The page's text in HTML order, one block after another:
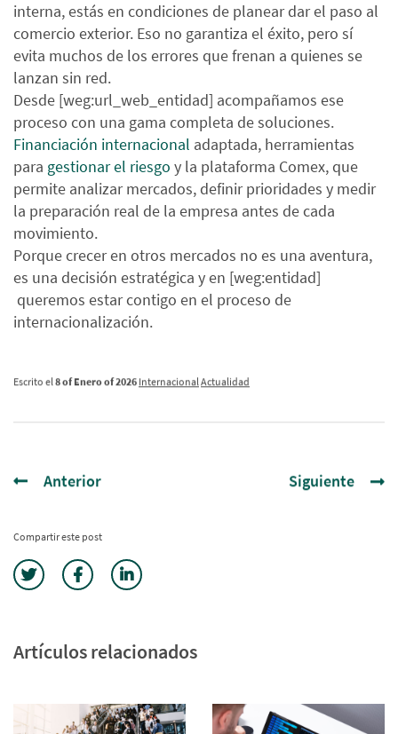
interna, estás en condiciones de planear dar el paso al
comercio exterior. Eso no garantiza el éxito, pero sí
evita muchos de los errores que frenan a quienes se
lanzan sin red.
Desde [weg:url_web_entidad] acompañamos ese
proceso con una gama completa de soluciones.
Financiación internacional adaptada, herramientas
para gestionar el riesgo y la plataforma Comex, que
permite analizar mercados, definir prioridades y medir
la preparación real de la empresa antes de cada
movimiento.
Porque crecer en otros mercados no es una aventura,
es una decisión estratégica y en [weg:entidad]
queremos estar contigo en el proceso de
internacionalización.
Escrito el8 of Enero of 2026 InternacionalActualidad
Anterior Siguiente
Compartir este post
Artículos relacionados